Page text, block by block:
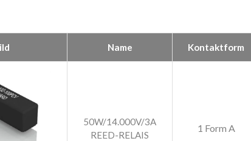
Name Kontaktform
50W/14.000V/3A
REED-RELAIS
1 Form A